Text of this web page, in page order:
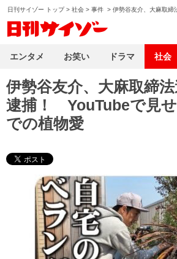
日刊サイゾー トップ> 社会 > 事件 > 伊勢谷友介、大麻取締
伊勢谷友介、大麻取締
逮捕！ YouTubeで見せ
での植物愛
エンタメ お笑い ドラマ 社会